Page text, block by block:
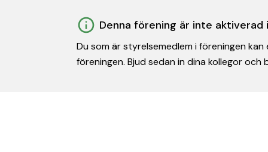
Denna förening är inte aktiverad
Du som är styrelsemedlem i föreningen
föreningen. Bjud sedan in dina kollegor och